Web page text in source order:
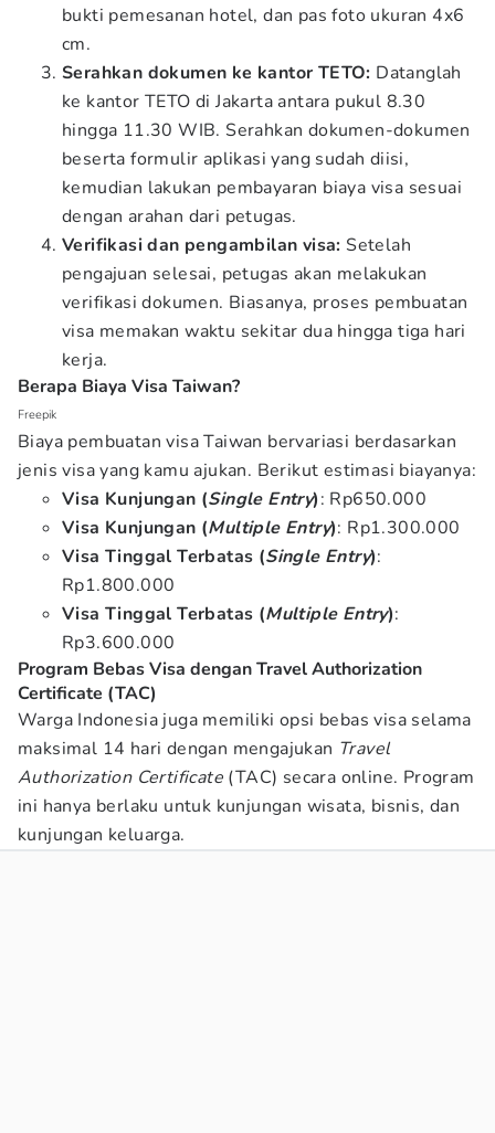
bukti pemesanan hotel, dan pas foto ukuran 4x6
cm.
Serahkan dokumen ke kantor TETO: Datanglah
ke kantor TETO di Jakarta antara pukul 8.30
hingga 11.30 WIB. Serahkan dokumen-dokumen
beserta formulir aplikasi yang sudah diisi,
kemudian lakukan pembayaran biaya visa sesuai
dengan arahan dari petugas.
Verifikasi dan pengambilan visa: Setelah
pengajuan selesai, petugas akan melakukan
verifikasi dokumen. Biasanya, proses pembuatan
visa memakan waktu sekitar dua hingga tiga hari
kerja.
Berapa Biaya Visa Taiwan?
Freepik
Biaya pembuatan visa Taiwan bervariasi berdasarkan
jenis visa yang kamu ajukan. Berikut estimasi biayanya:
Visa Kunjungan (Single Entry): Rp650.000
Visa Kunjungan (Multiple Entry): Rp1.300.000
Visa Tinggal Terbatas (Single Entry):
Rp1.800.000
Visa Tinggal Terbatas (Multiple Entry):
Rp3.600.000
Program Bebas Visa dengan Travel Authorization
Certificate (TAC)
Warga Indonesia juga memiliki opsi bebas visa selama
maksimal 14 hari dengan mengajukan Travel
Authorization Certificate (TAC) secara online. Program
ini hanya berlaku untuk kunjungan wisata, bisnis, dan
kunjungan keluarga.